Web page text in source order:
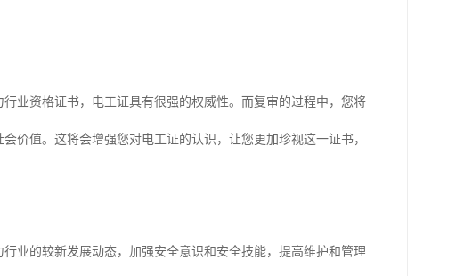
业资格证书，电工证具有很强的权威性。而复审的过程中，您将
价值。这将会增强您对电工证的认识，让您更加珍视这一证书，
业的较新发展动态，加强安全意识和安全技能，提高维护和管理